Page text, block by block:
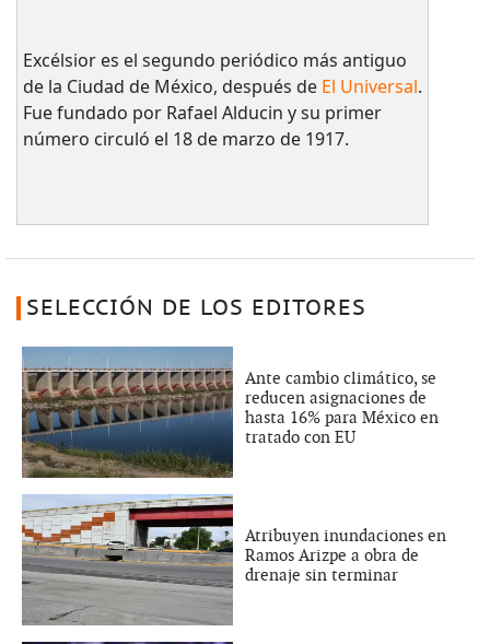
Excélsior es el segundo periódico más antiguo
de la Ciudad de México, después de El Universal.
Fue fundado por Rafael Alducin y su primer
número circuló el 18 de marzo de 1917.
SELECCIÓN DE LOS EDITORES
Ante cambio climático, se
reducen asignaciones de
hasta 16% para México en
tratado con EU
Atribuyen inundaciones en
Ramos Arizpe a obra de
drenaje sin terminar